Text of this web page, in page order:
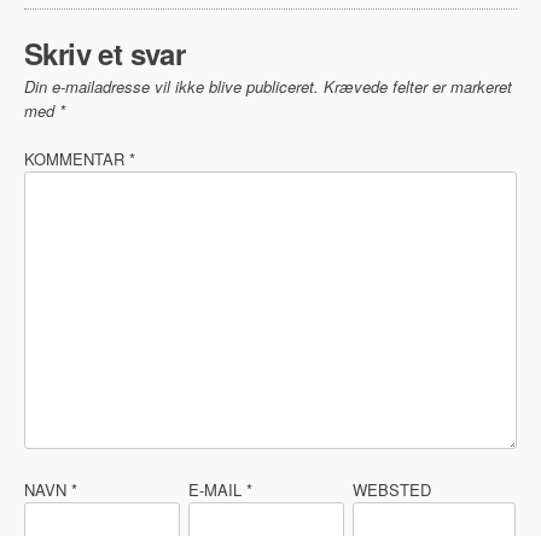
Skriv et svar
Din e-mailadresse vil ikke blive publiceret. Krævede felter er markeret
med *
KOMMENTAR *
NAVN * E-MAIL * WEBSTED